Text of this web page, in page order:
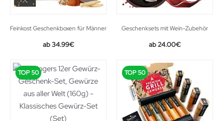
Feinkost Geschenkboxen für Männer
34.99€
Geschenksets mit Wein-Zubehör
24.00€
TOP 50 TOP 50